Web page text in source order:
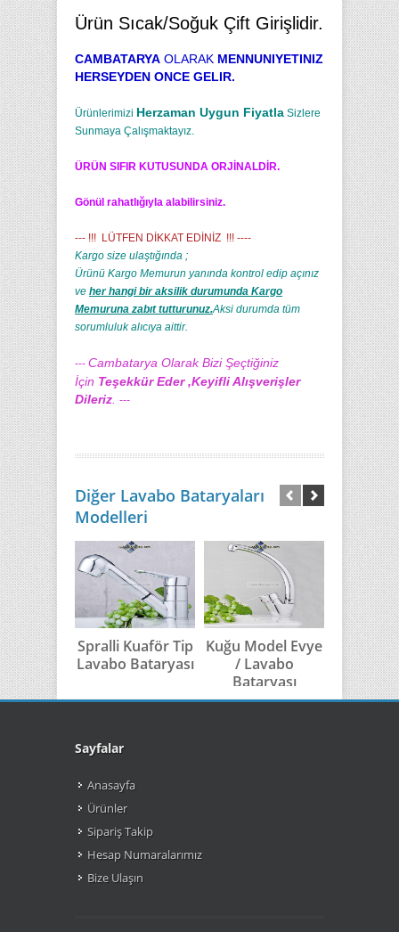
Ürün Sıcak/Soğuk Çift Girişlidir.
CAMBATARYA OLARAK MENNUNIYETINIZ
HERSEYDEN ONCE GELIR.
Ürünlerimizi Herzaman Uygun Fiyatla Sizlere
Sunmaya Çalışmaktayız.
ÜRÜN SIFIR KUTUSUNDA ORJİNALDİR.
Gönül rahatlığıyla alabilirsiniz.
--- !!! LÜTFEN DİKKAT EDİNİZ !!! ----
Kargo size ulaştığında ;
Ürünü Kargo Memurun yanında kontrol edip açınız
ve her hangi bir aksilik durumunda Kargo
Memuruna zabıt tutturunuz.Aksi durumda tüm
sorumluluk alıcıya aittir.
--- Cambatarya Olarak Bizi Şeçtiğiniz
İçin Teşekkür Eder ,Keyifli Alışverişler
Dileriz ---
Diğer Lavabo Bataryaları
Modelleri
Spralli Kuaför Tip
Lavabo Bataryası
Kuğu Model Evye
/ Lavabo
Bataryası
Kuğu
Model
Banyo
Sayfalar
Anasayfa
Ürünler
Sipariş Takip
Hesap Numaralarımız
Bize Ulaşın